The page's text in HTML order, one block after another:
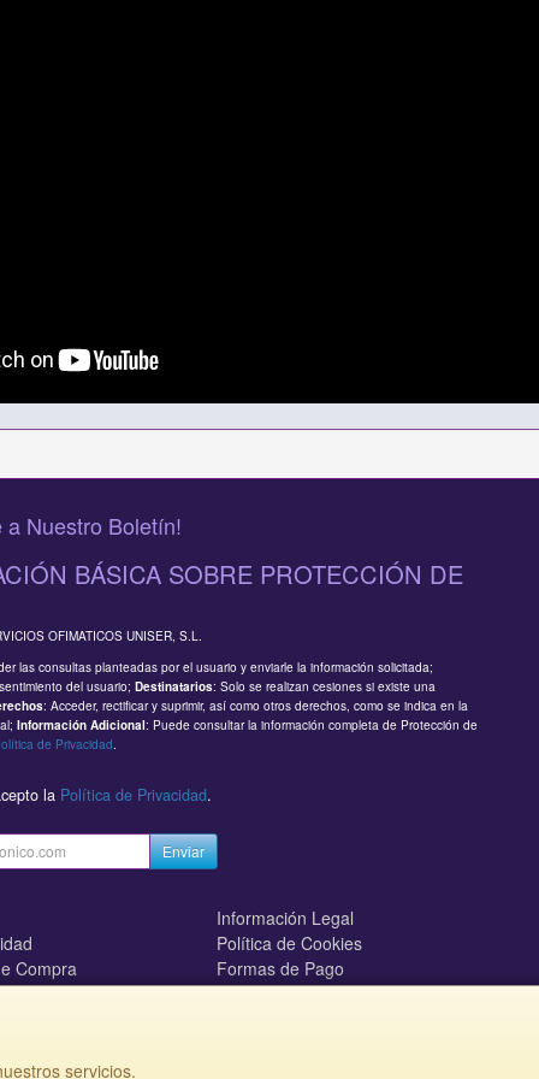
servicios.
a Nuestro Boletín!
BÁSICA SOBRE PROTECCIÓN DE
OFIMATICOS UNISER, S.L.
las consultas planteadas por el usuario y enviarle la información solicitada;
del usuario; Destinatarios: Solo se realizan cesiones si existe una
: Acceder, rectificar y suprimir, así como otros derechos, como se indica en la
Información Adicional: Puede consultar la información completa de Protección de
de Privacidad
la Política de Privacidad.
Enviar
Información Legal
Política de Cookies
Compra
Formas de Pago